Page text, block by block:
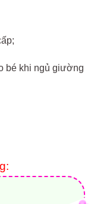
bé khi ngủ giường